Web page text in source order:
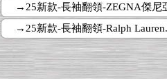
→25新款-長袖翻領-ZEGNA傑尼
→25新款-長袖翻領-Ralph